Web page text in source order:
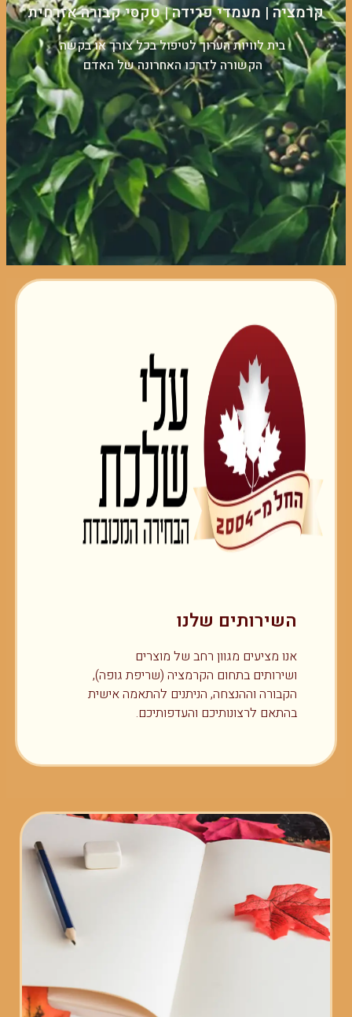
קרמציה | מעמדי פרידה | טקסי קבורה אזרחית
בית לוויות הערוך לטיפול בכל צורך או בקשה
הקשורה לדרכו האחרונה של האדם
השירותים שלנו
אנו מציעים מגוון רחב של מוצרים
ושירותים בתחום הקרמציה (שריפת גופה),
הקבורה וההנצחה, הניתנים להתאמה אישית
בהתאם לרצונותיכם והעדפותיכם.